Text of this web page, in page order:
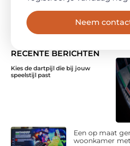
RECENTE BERICHTEN
Kies de dartpijl die bij jouw
speelstijl past
Een op maat
woonkamer
Neem